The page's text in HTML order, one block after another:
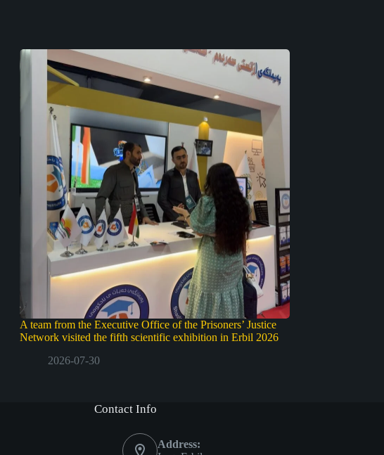
A team from the Executive Office of the Prisoners’ Justice
Network visited the fifth scientific exhibition in Erbil 2026
2026-07-30
Contact Info
Address: